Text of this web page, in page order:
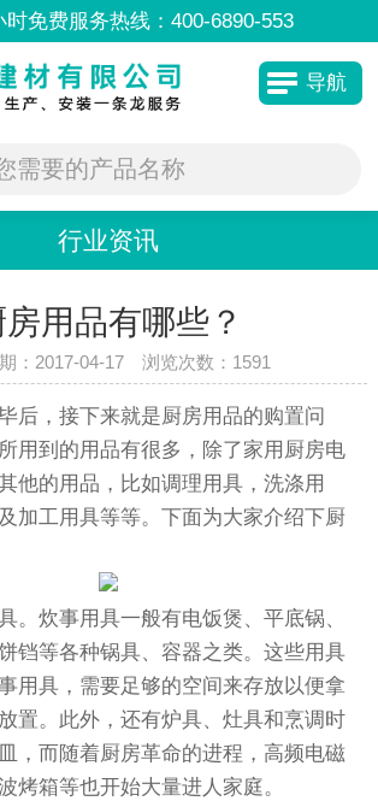
时免费服务热线： 400-6890-553
导航
行业资讯
房用品有哪些？
：2017-04-17 浏览次数： 1591
，接下来就是厨房用品的购置问
用到的用品有很多，除了家用厨房电
他的用品，比如调理用具，洗涤用
加工用具等等。下面为大家介绍下厨
炊事用具一般有电饭煲、平底锅、
铛等各种锅具、容器之类。这些用具
用具，需要足够的空间来存放以便拿
置。此外，还有炉具、灶具和烹调时
，而随着厨房革命的进程，高频电磁
烤箱等也开始大量进人家庭。